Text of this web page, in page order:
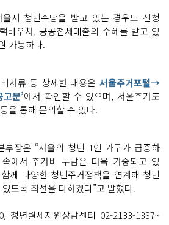
울시 청년수당을 받고 있는 경우도 신청
바우처, 공공전세대출의 수혜를 받고 있
가능하다.
서류 등 상세한 내용은 서울주거포털→
문’에서 확인할 수 있으며, 서울주거포
을 통해 문의할 수 있다.
부장은 “서울의 청년 1인 가구가 급증하
에서 주거비 부담은 더욱 가중되고 있
께 다양한 청년주거정책을 연계해 청년
도록 최선을 다하겠다”고 말했다.
청년월세지원상담센터 02-2133-1337~